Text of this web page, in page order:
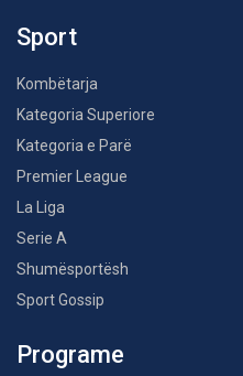
Sport
Kombëtarja
Kategoria Superiore
Kategoria e Parë
Premier League
La Liga
Serie A
Shumësportësh
Sport Gossip
Programe